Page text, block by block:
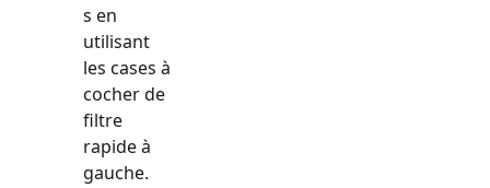
s en
utilisant
les cases à
cocher de
filtre
rapide à
gauche.